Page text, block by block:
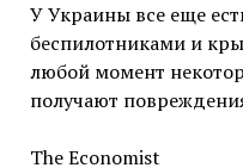
У Украины все еще
беспилотниками и
любой момент
получают
The Economist